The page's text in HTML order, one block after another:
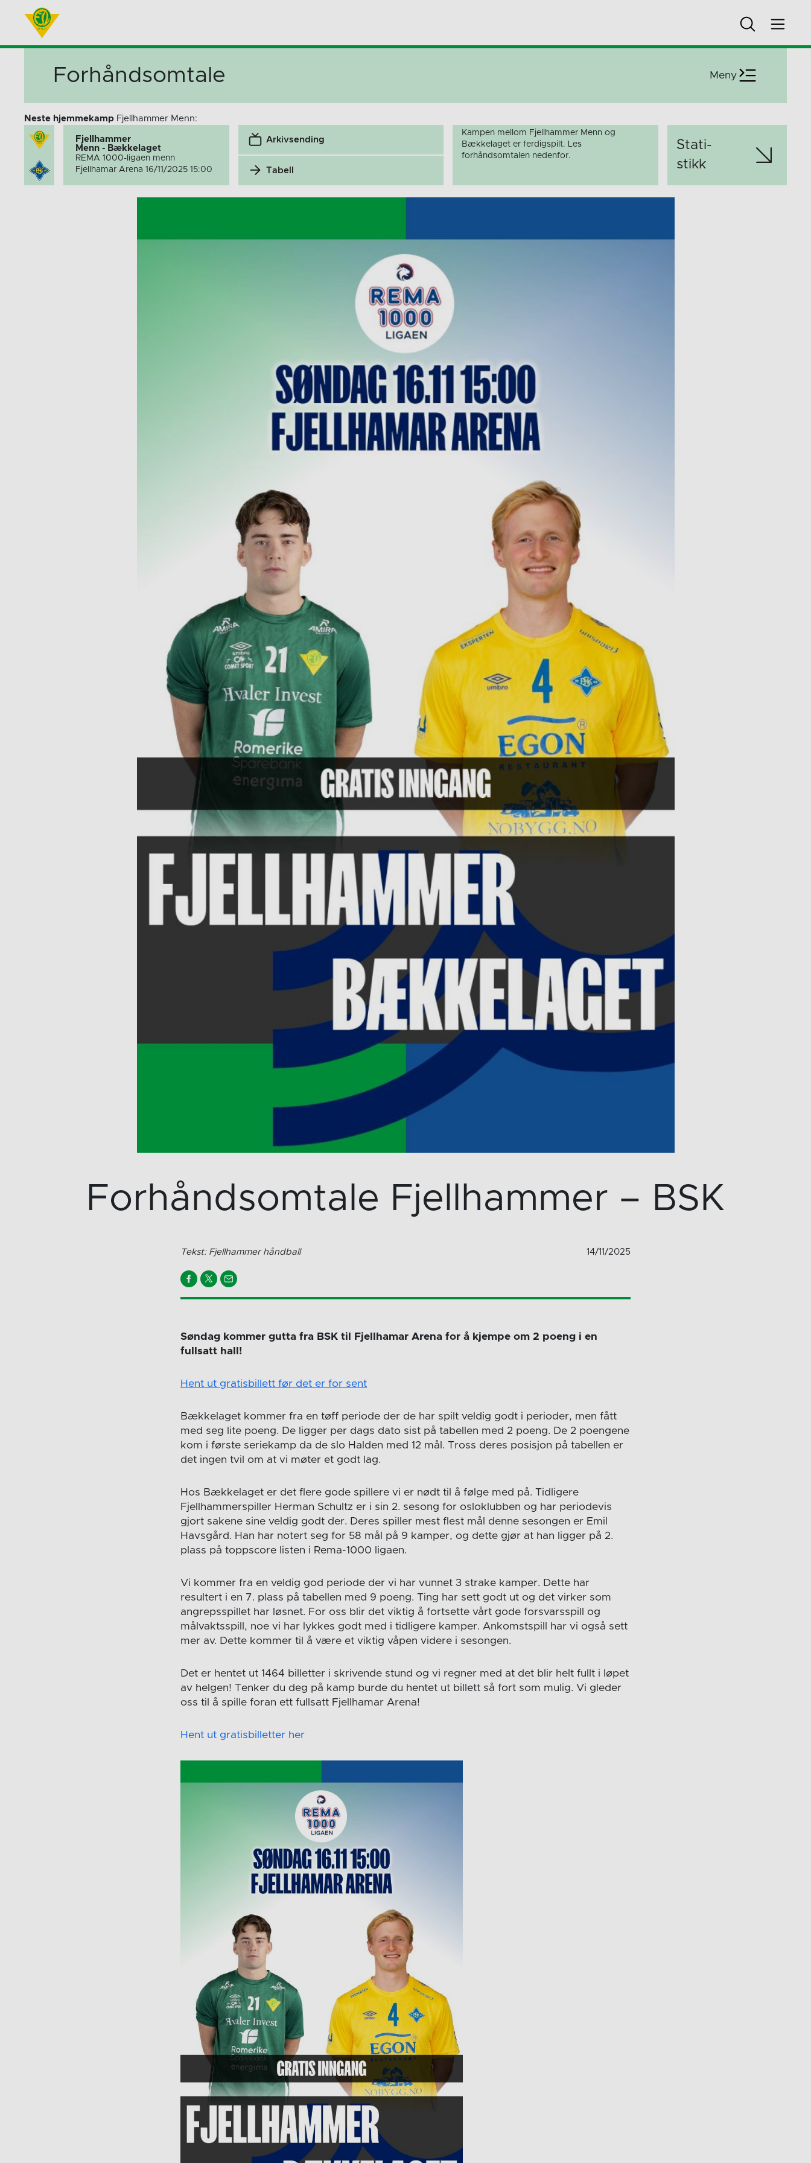
Forhåndsomtale Meny
Neste hjemmekamp Fjellhammer Menn:
Fjellhammer
Menn - Bækkelaget
REMA 1000-ligaen menn
Fjellhamar Arena 16/11/2025 15:00
Arkivsending
Tabell
Kampen mellom Fjellhammer Menn og
Bækkelaget er ferdigspilt. Les
forhåndsomtalen nedenfor.
Stati­
stikk
Forhåndsomtale Fjellhammer – BSK
Tekst: Fjellhammer håndball 14/11/2025
Søndag kommer gutta fra BSK til Fjellhamar Arena for å kjempe om 2 poeng i en
fullsatt hall!
Hent ut gratisbillett før det er for sent
Bækkelaget kommer fra en tøff periode der de har spilt veldig godt i perioder, men fått
med seg lite poeng. De ligger per dags dato sist på tabellen med 2 poeng. De 2 poengene
kom i første seriekamp da de slo Halden med 12 mål. Tross deres posisjon på tabellen er
det ingen tvil om at vi møter et godt lag.
Hos Bækkelaget er det flere gode spillere vi er nødt til å følge med på. Tidligere
Fjellhammerspiller Herman Schultz er i sin 2. sesong for osloklubben og har periodevis
gjort sakene sine veldig godt der. Deres spiller mest flest mål denne sesongen er Emil
Havsgård. Han har notert seg for 58 mål på 9 kamper, og dette gjør at han ligger på 2.
plass på toppscore listen i Rema-1000 ligaen.
Vi kommer fra en veldig god periode der vi har vunnet 3 strake kamper. Dette har
resultert i en 7. plass på tabellen med 9 poeng. Ting har sett godt ut og det virker som
angrepsspillet har løsnet. For oss blir det viktig å fortsette vårt gode forsvarsspill og
målvaktsspill, noe vi har lykkes godt med i tidligere kamper. Ankomstspill har vi også sett
mer av. Dette kommer til å være et viktig våpen videre i sesongen.
Det er hentet ut 1464 billetter i skrivende stund og vi regner med at det blir helt fullt i løpet
av helgen! Tenker du deg på kamp burde du hentet ut billett så fort som mulig. Vi gleder
oss til å spille foran ett fullsatt Fjellhamar Arena!
Hent ut gratisbilletter her